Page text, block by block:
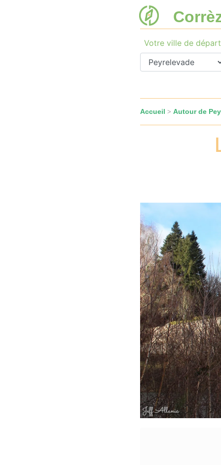
Votre ville de départ
Accueil > Autour de